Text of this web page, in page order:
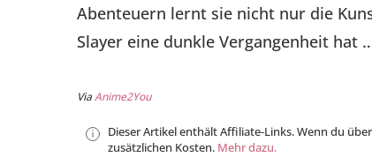
Abenteuern lernt sie nicht nur die
Slayer eine dunkle Vergangenheit hat
ViaAnime2You
Dieser Artikel enthält Affiliate-Links. Wenn du
zusätzlichen Kosten. Mehr dazu.